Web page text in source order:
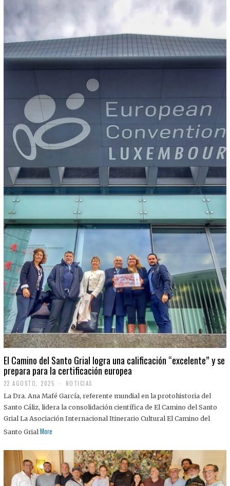
El Camino del Santo Grial logra una calificación “excelente” y se
prepara para la certificación europea
22 AGOSTO, 2025
2
A
G
O
S
2
5
NOTICIAS
La Dra. Ana Mafé García, referente mundial en la protohistoria del
Santo Cáliz, lidera la consolidación científica de El Camino del Santo
Grial La Asociación Internacional Itinerario Cultural El Camino del
Santo Grial More